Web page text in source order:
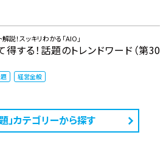
説！スッキリわかる「AIO」
得する！話題のトレンドワード（第30
経営全般
」カテゴリーから探す